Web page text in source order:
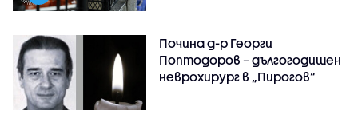
Почина д-р Георги
Поптодоров – дългогодишен
неврохирург в „Пирогов“